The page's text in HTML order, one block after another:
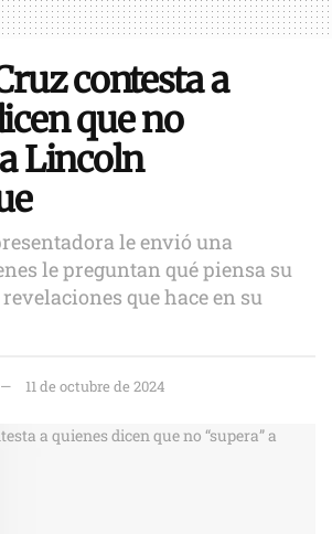
contesta a
que no
Lincoln
le envió una
le preguntan qué piensa su
que hace en su
11 de octubre de 2024